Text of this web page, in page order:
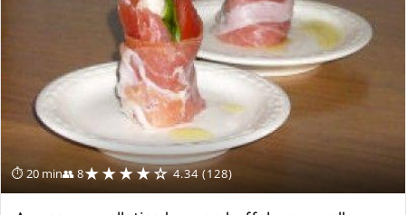
⏱ 20 min👥 8★★★★☆ 4.34 (128)